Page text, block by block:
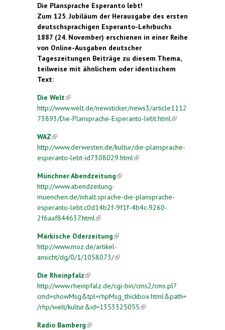
Die Plansprache Esperanto lebt!
Zum 125. Jubiläum der Herausgabe des ersten
deutschsprachigen Esperanto-Lehrbuchs
1887 (24. November) erschienen in einer Reihe
von Online-Ausgaben deutscher
Tageszeitungen Beiträge zu diesem Thema,
teilweise mit ähnlichem oder identischem
Text:
Die Welt(link is external)
http://www.welt.de/newsticker/news3/article1112
73893/Die-Plansprache-Esperanto-lebt.html (link is
WAZ(link is external)
http://www.derwesten.de/kultur/die-plansprache-
esperanto-lebt-id7308029.html (link is external)
Münchner Abendzeitung(link is external)
http://www.abendzeitung-
muenchen.de/inhalt.sprache-die-plansprache-
esperanto-lebt.c0d14b2f-9f1f-4b4c-9260-
2f6aaf844637.html (link is external)
Märkische Oderzeitung(link is external)
http://www.moz.de/artikel-
ansicht/dg/0/1/1058073/(link is external)
Die Rheinpfalz(link is external)
http://www.rheinpfalz.de/cgi-bin/cms2/cms.pl?
cmd=showMsg&tpl=rhpMsg_thickbox.html&path=
/rhp/welt/kultur&id=1353325055(link is external)
Radio Bamberg(link is external)